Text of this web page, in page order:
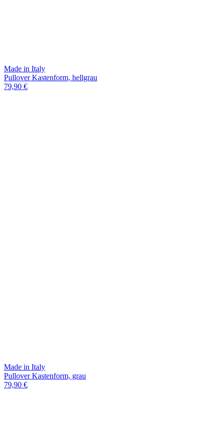
Made in Italy
Pullover Kastenform, hellgrau
79,90 €
Made in Italy
Pullover Kastenform, grau
79,90 €